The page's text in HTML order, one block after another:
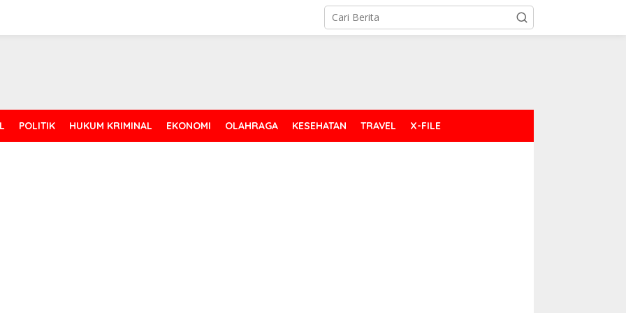
POLITIK HUKUM KRIMINAL EKONOMI OLAHRAGA KESEHATAN TRAVEL X-FILE